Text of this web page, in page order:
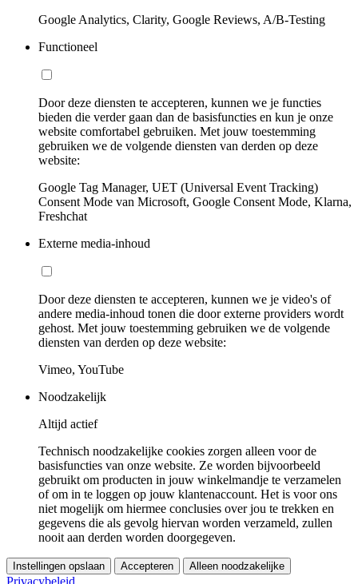
Google Analytics, Clarity, Google Reviews, A/B-Testing
Functioneel
Door deze diensten te accepteren, kunnen we je functies
bieden die verder gaan dan de basisfuncties en kun je onze
website comfortabel gebruiken. Met jouw toestemming
gebruiken we de volgende diensten van derden op deze
website:
Google Tag Manager, UET (Universal Event Tracking)
Consent Mode van Microsoft, Google Consent Mode, Klarna,
Freshchat
Externe media-inhoud
Door deze diensten te accepteren, kunnen we je video's of
andere media-inhoud tonen die door externe providers wordt
gehost. Met jouw toestemming gebruiken we de volgende
diensten van derden op deze website:
Vimeo, YouTube
Noodzakelijk
Altijd actief
Technisch noodzakelijke cookies zorgen alleen voor de
basisfuncties van onze website. Ze worden bijvoorbeeld
gebruikt om producten in jouw winkelmandje te verzamelen
of om in te loggen op jouw klantenaccount. Het is voor ons
niet mogelijk om hiermee conclusies over jou te trekken en
gegevens die als gevolg hiervan worden verzameld, zullen
nooit aan derden worden doorgegeven.
Instellingen opslaan Accepteren Alleen noodzakelijke
Privacybeleid